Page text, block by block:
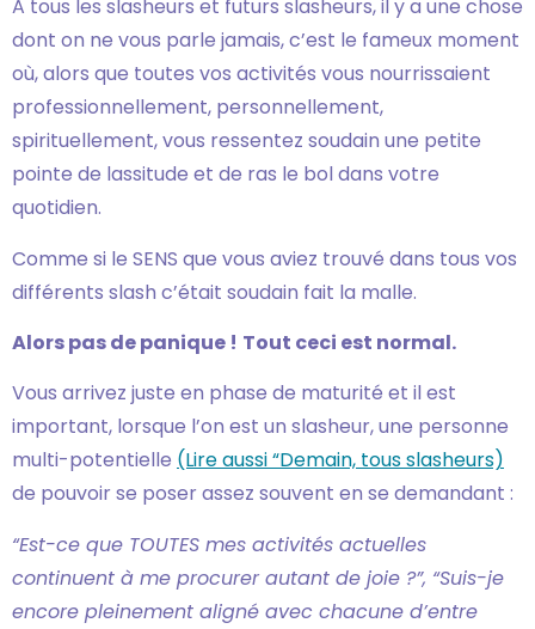
A tous les slasheurs et futurs slasheurs, il y a une chose
dont on ne vous parle jamais, c’est le fameux moment
où, alors que toutes vos activités vous nourrissaient
professionnellement, personnellement,
spirituellement, vous ressentez soudain une petite
pointe de lassitude et de ras le bol dans votre
quotidien.
Comme si le SENS que vous aviez trouvé dans tous vos
différents slash c’était soudain fait la malle.
Alors pas de panique ! Tout ceci est normal.
Vous arrivez juste en phase de maturité et il est
important, lorsque l’on est un slasheur, une personne
multi-potentielle (Lire aussi “Demain, tous slasheurs)
de pouvoir se poser assez souvent en se demandant :
“Est-ce que TOUTES mes activités actuelles
continuent à me procurer autant de joie ?”, “Suis-je
encore pleinement aligné avec chacune d’entre